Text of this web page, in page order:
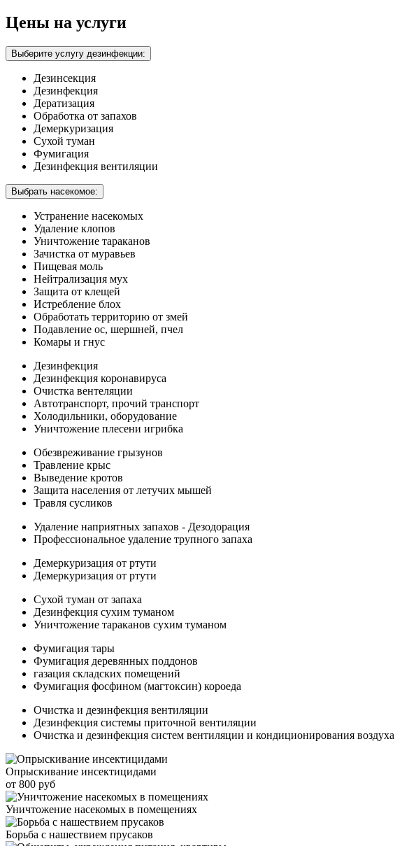
Цены на услуги
Выберите услугу дезинфекции:
Дезинсекция
Дезинфекция
Дератизация
Обработка от запахов
Демеркуризация
Сухой туман
Фумигация
Дезинфекция вентиляции
Выбрать насекомое:
Устранение насекомых
Удаление клопов
Уничтожение тараканов
Зачистка от муравьев
Пищевая моль
Нейтрализация мух
Защита от клещей
Истребление блох
Обработать территорию от змей
Подавление ос, шершней, пчел
Комары и гнус
Дезинфекция
Дезинфекция коронавируса
Очистка вентеляции
Автотранспорт, прочий транспорт
Холодильники, оборудование
Уничтожение плесени игрибка
Обезвреживание грызунов
Травление крыс
Выведение кротов
Защита населения от летучих мышей
Травля сусликов
Удаление наприятных запахов - Дезодорация
Профессиональное удаление трупного запаха
Демеркуризация от ртути
Демеркуризация от ртути
Сухой туман от запаха
Дезинфекция сухим туманом
Уничтожение тараканов сухим туманом
Фумигация тары
Фумигация деревянных поддонов
газация складских помещений
Фумигация фосфином (магтоксин) короеда
Очистка и дезинфекция вентиляции
Дезинфекция системы приточной вентиляции
Очистка и дезинфекция систем вентиляции и кондиционирования воздуха
Опрыскивание инсектицидами
от 800 руб
Уничтожение насекомых в помещениях
Борьба с нашествием прусаков